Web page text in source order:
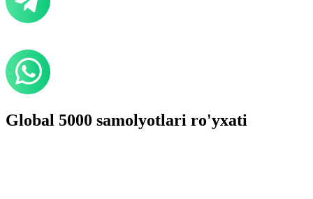
Global 5000 samolyotlari ro'yxati